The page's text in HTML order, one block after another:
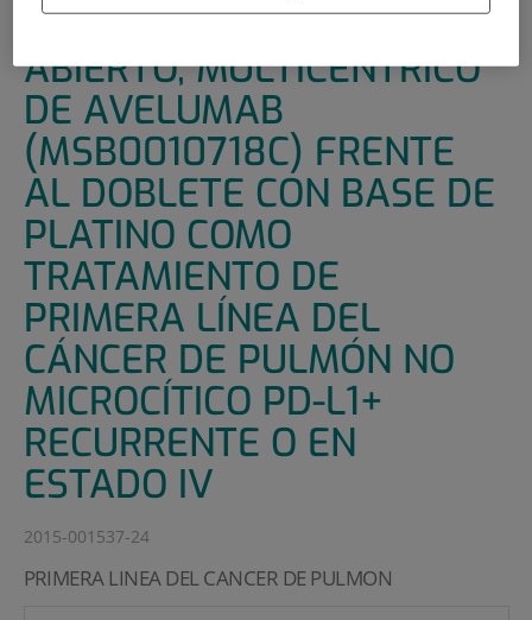
ENSAYO DE FASE III,
ABIERTO, MULTICÉNTRICO
DE AVELUMAB
(MSB0010718C) FRENTE
AL DOBLETE CON BASE DE
PLATINO COMO
TRATAMIENTO DE
PRIMERA LÍNEA DEL
CÁNCER DE PULMÓN NO
MICROCÍTICO PD-L1+
RECURRENTE O EN
ESTADO IV
2015-001537-24
PRIMERA LINEA DEL CANCER DE PULMON